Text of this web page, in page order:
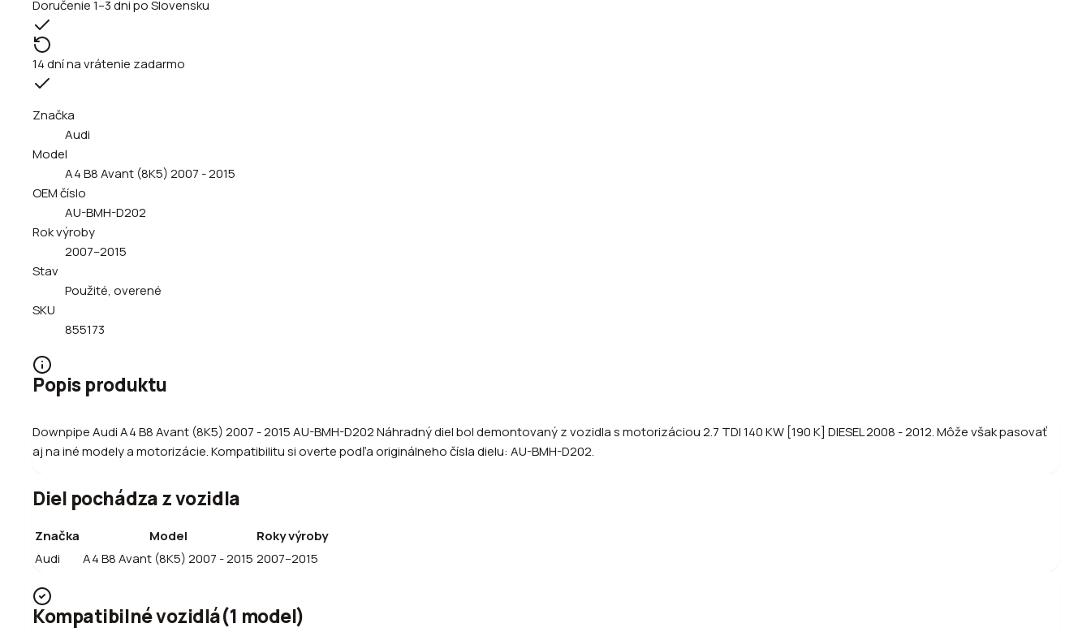
Doručenie 1–3 dni po Slovensku
14 dní na vrátenie zadarmo
Značka
Audi
Model
A4 B8 Avant (8K5) 2007 - 2015
OEM číslo
AU-BMH-D202
Rok výroby
2007–2015
Stav
Použité, overené
SKU
855173
Popis produktu
Downpipe Audi A4 B8 Avant (8K5) 2007 - 2015 AU-BMH-D202 Náhradný diel bol demontovaný z vozidla s motorizáciou 2.7 TDI 140 KW [190 K] DIESEL 2008 - 2012. Môže však pasovať
aj na iné modely a motorizácie. Kompatibilitu si overte podľa originálneho čísla dielu: AU-BMH-D202.
Diel pochádza z vozidla
Značka Model
Roky výroby
Audi
A4 B8 Avant (8K5) 2007 - 2015 2007–2015
Kompatibilné vozidlá(1 model)